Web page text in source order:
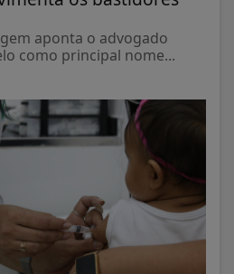
aponta o advogado
como principal nome...